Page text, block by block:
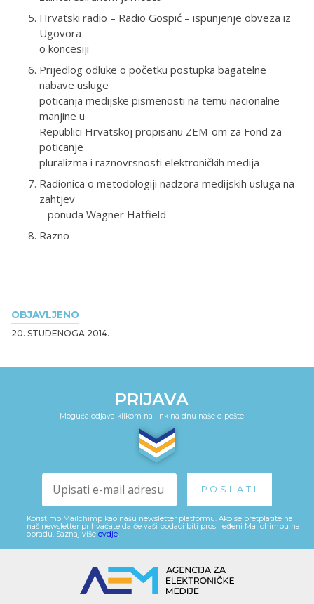
OBJAVLJENO
20. STUDENOGA 2014.
Hrvatski radio – Radio Gospić – ispunjenje obveza iz
Ugovora
o koncesiji
Prijedlog odluke o početku postupka bagatelne
nabave usluge
poticanja medijske pismenosti na temu nacionalne
manjine u
Republici Hrvatskoj propisanu ZEM-om za Fond za
poticanje
pluralizma i raznovrsnosti elektroničkih medija
Radionica o metodologiji nadzora medijskih usluga na
zahtjev
– ponuda Wagner Hatfield
Razno
PRIJAVA
Moguća odjava klikom na link na dnu naše e-pošte
Koristimo Mailchimp kao našu newsletter platformu. Ako se pretplatite na
naš newsletter prihvaćate da će vaši podaci biti proslijeđeni Mailchimpu na
obradu. Saznaj više ovdje.